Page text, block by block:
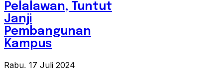
Pelalawan, Tuntut
Janji
Pembangunan
Kampus
Rabu, 17 Juli 2024